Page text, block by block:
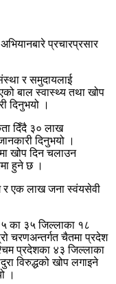
प्रचारप्रसार
र समुदायलाई
बाल स्वास्थ्य तथा खोप
दिनुभयो ।
दिँदै ३० लाख
दिनुभयो ।
खोप दिन चलाउन
हुने छ ।
र एक लाख जना स्वंयसेवी
का ३५ जिल्लाका १८
चरणअन्तर्गत चैतमा प्रदेश
प्रदेशका ४३ जिल्लाका
विरुद्धको खोप लगाइने
।